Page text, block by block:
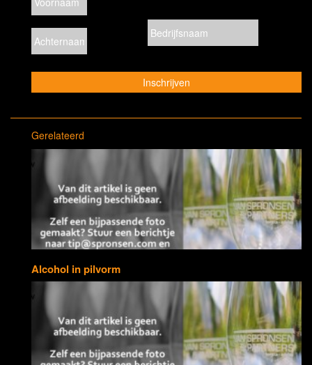
Gerelateerd
Alcohol in pilvorm